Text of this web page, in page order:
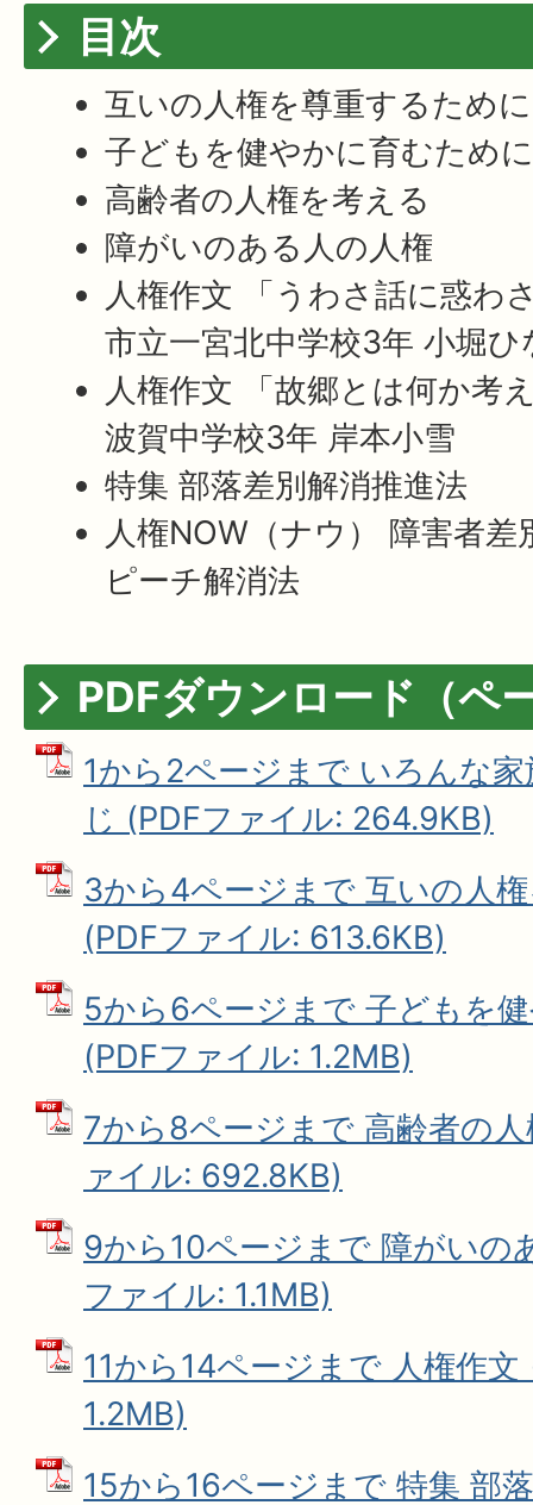
目次
互いの人権を尊重するために
子どもを健やかに育むため
高齢者の人権を考える
障がいのある人の人権
人権作文 「うわさ話に惑わ
市立一宮北中学校3年 小堀ひ
人権作文 「故郷とは何か考
波賀中学校3年 岸本小雪
特集 部落差別解消推進法
人権NOW（ナウ） 障害者
ピーチ解消法
PDFダウンロード（ペ
1から2ページまで いろんな
じ (PDFファイル: 264.9KB)
3から4ページまで 互いの人
(PDFファイル: 613.6KB)
5から6ページまで 子どもを
(PDFファイル: 1.2MB)
7から8ページまで 高齢者の
ァイル: 692.8KB)
9から10ページまで 障がいの
ファイル: 1.1MB)
11から14ページまで 人権作
1.2MB)
15から16ページまで 特集 部